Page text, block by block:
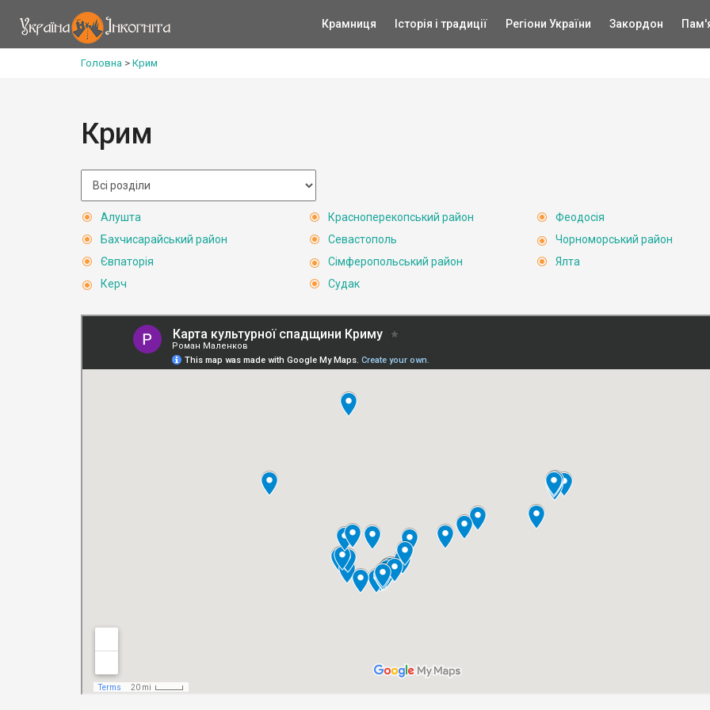
Крамниця Історія і традиції Регіони України Закордон
Головна > Крим
Крим
Алушта
Бахчисарайський район
Євпаторія
Керч
Красноперекопський район
Севастополь
Сімферопольський район
Судак
Феодосія
Чорноморський район
Ялта